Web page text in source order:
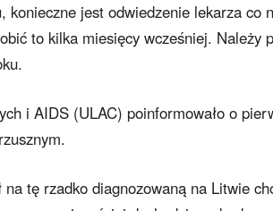
konieczne jest odwiedzenie lekarza co
to kilka miesięcy wcześniej. Należy
i AIDS (ULAC) poinformowało o
tę rzadko diagnozowaną na Litwie